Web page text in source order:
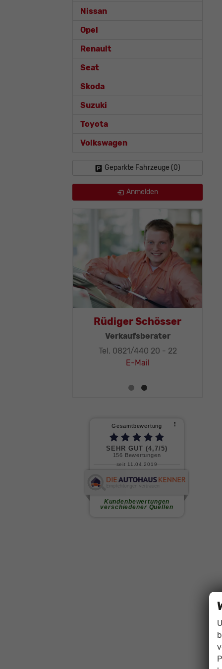
Nissan
Opel
Renault
Seat
Skoda
Suzuki
Toyota
Volkswagen
Geparkte Fahrzeuge (0)
Anmelden
Rüdiger Schösser
Verkaufsberater
Tel. 0821/440 20 - 22
E-Mail